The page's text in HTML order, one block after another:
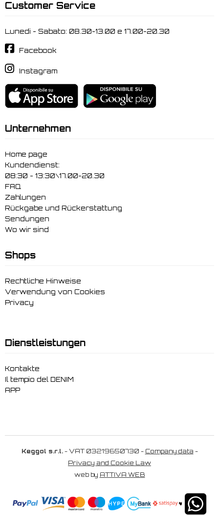
Customer Service
Lunedi - Sabato: 08.30-13.00 e 17.00-20.30
Facebook
Instagram
Unternehmen
Home page
Kundendienst:
08:30 - 13:30\17.00-20.30
FAQ
Zahlungen
Rückgabe und Rückerstattung
Sendungen
Wo wir sind
Shops
Rechtliche Hinweise
Verwendung von Cookies
Privacy
Dienstleistungen
Kontakte
Il tempio del DENIM
APP
Keggol s.r.l.- VAT 03219650730 - Company data -
Privacy and Cookie Law
web by ATTIVA WEB